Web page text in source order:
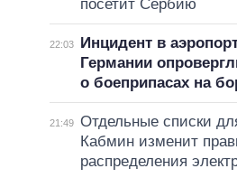
посетит Сербию
22:03
Инцидент в
Германии
о боеприпасах на
21:49 Отдельные списки
Кабмин изменит
распределения